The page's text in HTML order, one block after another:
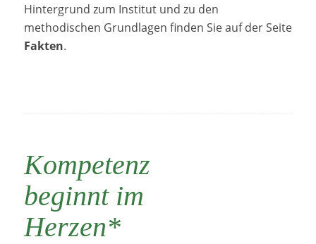
Hintergrund zum Institut und zu den
methodischen Grundlagen finden Sie auf der Seite
Fakten.
Kompetenz
beginnt im
Herzen*